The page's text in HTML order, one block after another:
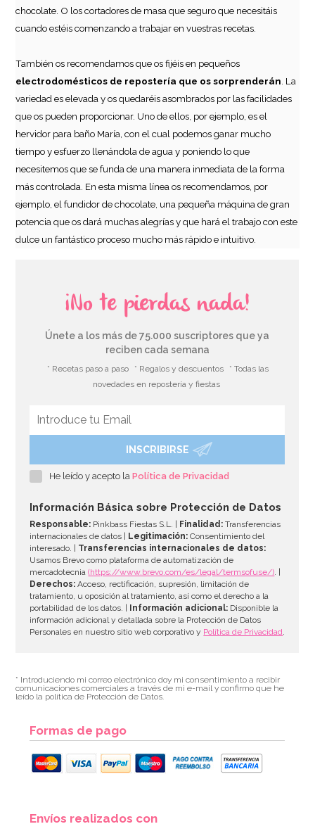
AÑADIR
3,50€
AÑADIR
Termómetro Digital Infrarrojos Pro - Taylor
chocolate. O los cortadores de masa que seguro que necesitáis
cuando estéis comenzando a trabajar en vuestras recetas.
También os recomendamos que os fijéis en pequeños
electrodomésticos de repostería que os sorprenderán . La
variedad es elevada y os quedaréis asombrados por las facilidades
que os pueden proporcionar. Uno de ellos, por ejemplo, es el
hervidor para baño María, con el cual podemos ganar mucho
tiempo y esfuerzo llenándola de agua y poniendo lo que
necesitemos que se funda de una manera inmediata de la forma
más controlada. En esta misma línea os recomendamos, por
ejemplo, el fundidor de chocolate, una pequeña máquina de gran
potencia que os dará muchas alegrías y que hará el trabajo con este
dulce un fantástico proceso mucho más rápido e intuitivo.
¡No te pierdas nada!
Únete a los más de 75.000 suscriptores que ya
reciben cada semana
* Recetas paso a paso * Regalos y descuentos
* Todas las
novedades en repostería y fiestas
INSCRIBIRSE
He leído y acepto laPolítica de Privacidad
Información Básica sobre Protección de Datos
Responsable: Pinkbass Fiestas S.L. | Finalidad: Transferencias
internacionales de datos |
Legitimación: Consentimiento del
interesado. | Transferencias internacionales de datos:
Usamos Brevo como plataforma de automatización de
mercadotecnia(https://www.brevo.com/es/legal/termsofuse/). |
Derechos: Acceso, rectificación, supresión, limitación de
tratamiento, u oposición al tratamiento, así como el derecho a la
portabilidad de los datos. |
Información adicional: Disponible la
información adicional y detallada sobre la Protección de Datos
Personales en nuestro sitio web corporativo y Política de Privacidad.
* Introduciendo mi correo electrónico doy mi consentimiento a recibir
comunicaciones comerciales a través de mi e-mail y confirmo que he
leído la política de Protección de Datos.
Formas de pago
Envíos realizados con